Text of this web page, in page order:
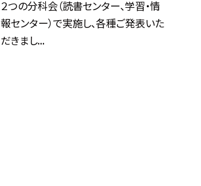
２つの分科会（読書センター、学習・情
報センター）で実施し、各種ご発表いた
だきまし...